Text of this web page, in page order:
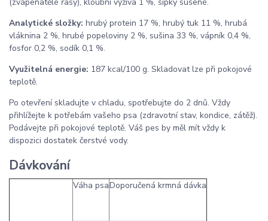
(zvápenatělé řasy), kloubní výživa 1 %, šípky sušené.
Analytické složky: hrubý protein 17 %, hrubý tuk 11 %, hrubá
vláknina 2 %, hrubé popeloviny 2 %, sušina 33 %, vápník 0,4 %,
fosfor 0,2 %, sodík 0,1 %.
Využitelná energie: 187 kcal/100 g. Skladovat lze při pokojové
teplotě.
Po otevření skladujte v chladu, spotřebujte do 2 dnů. Vždy
přihlížejte k potřebám vašeho psa (zdravotní stav, kondice, zátěž).
Podávejte při pokojové teplotě. Váš pes by měl mít vždy k
dispozici dostatek čerstvé vody.
Dávkování
Váha psaDoporučená krmná dávka